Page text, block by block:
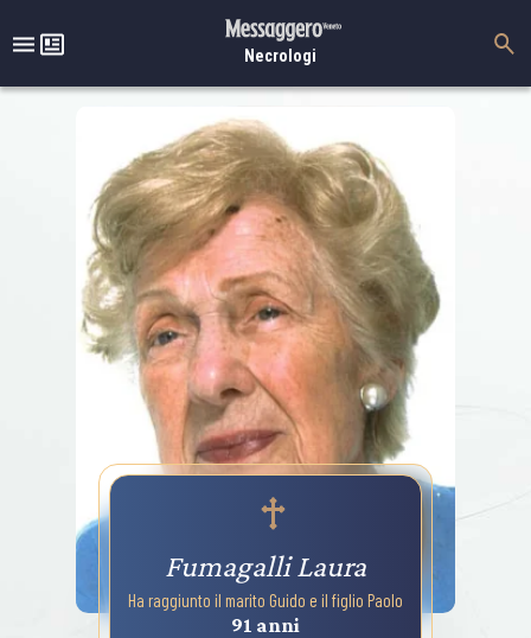
Necrologi
Fumagalli Laura
Ha raggiunto il marito Guido e il figlio Paolo
91 anni